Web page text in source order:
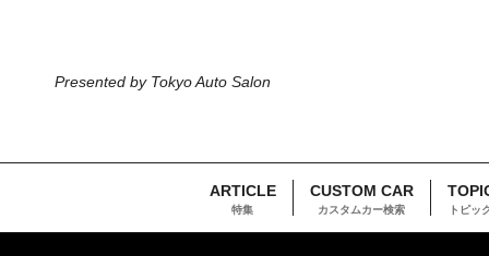
Presented by Tokyo Auto Salon
ARTICLE
特集
CUSTOM CAR
カスタムカー検索 トピッ